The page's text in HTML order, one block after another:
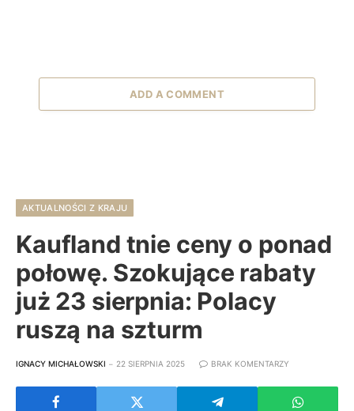
ADD A COMMENT
AKTUALNOŚCI Z KRAJU
Kaufland tnie ceny o ponad
połowę. Szokujące rabaty
już 23 sierpnia: Polacy
ruszą na szturm
IGNACY MICHAŁOWSKI 22 SIERPNIA 2025 BRAK KOMENTARZY